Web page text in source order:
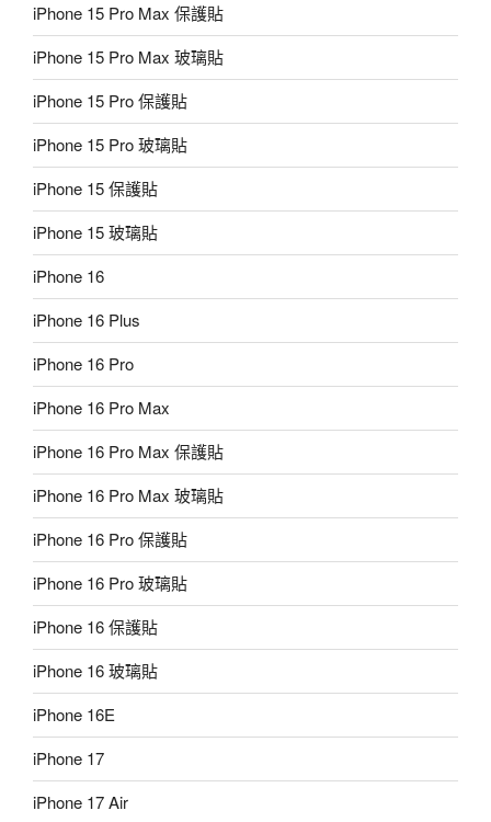
iPhone 15 Pro Max 保護貼
iPhone 15 Pro Max 玻璃貼
iPhone 15 Pro 保護貼
iPhone 15 Pro 玻璃貼
iPhone 15 保護貼
iPhone 15 玻璃貼
iPhone 16
iPhone 16 Plus
iPhone 16 Pro
iPhone 16 Pro Max
iPhone 16 Pro Max 保護貼
iPhone 16 Pro Max 玻璃貼
iPhone 16 Pro 保護貼
iPhone 16 Pro 玻璃貼
iPhone 16 保護貼
iPhone 16 玻璃貼
iPhone 16E
iPhone 17
iPhone 17 Air